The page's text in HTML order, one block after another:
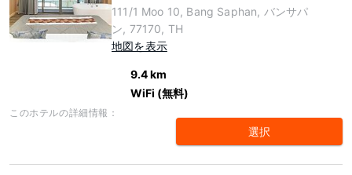
111/1 Moo 10, Bang Saphan, バンサパ
ン, 77170, TH
地図を表示
9.4 km
WiFi (無料)
このホテルの詳細情報：
選択